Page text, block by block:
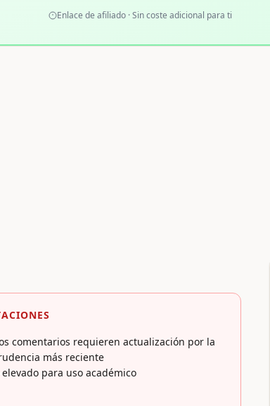
Enlace de afiliado · Sin coste adicional para ti
comentarios requieren actualización por la
más reciente
elevado para uso académico